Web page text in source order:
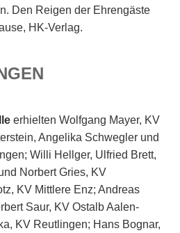
Den Reigen der Ehrengäste
HK-Verlag.
erhielten Wolfgang Mayer, KV
Angelika Schwegler und
Willi Hellger, Ulfried Brett,
Norbert Gries, KV
KV Mittlere Enz; Andreas
Saur, KV Ostalb Aalen-
KV Reutlingen; Hans Bognar,